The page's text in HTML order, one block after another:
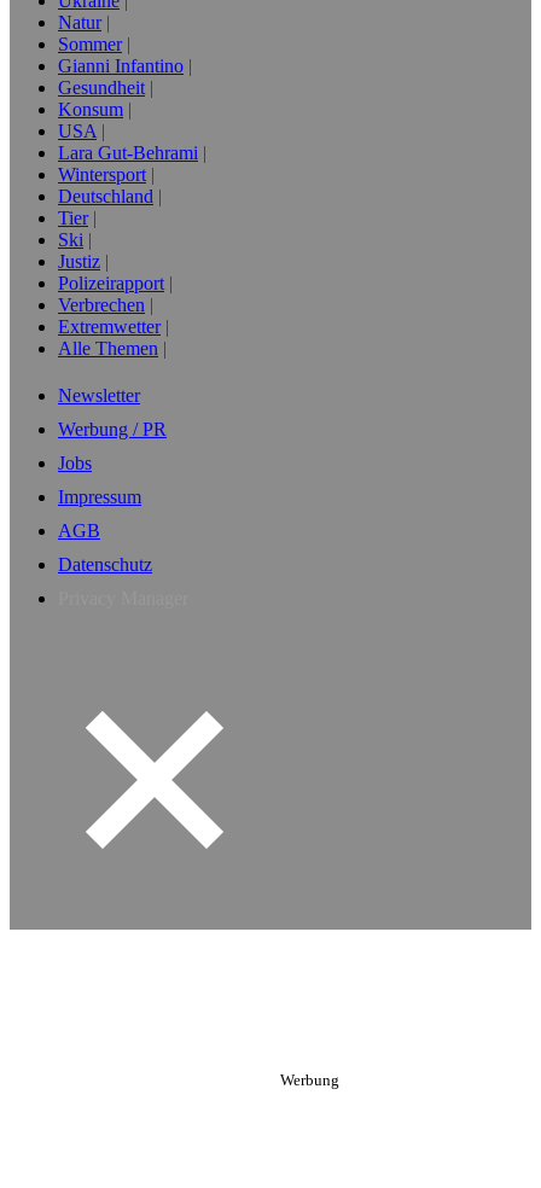
Natur
Sommer
Gianni Infantino
Gesundheit
Konsum
USA
Lara Gut-Behrami
Wintersport
Deutschland
Tier
Ski
Justiz
Polizeirapport
Verbrechen
Extremwetter
Alle Themen
Newsletter
Werbung / PR
Jobs
Impressum
AGB
Datenschutz